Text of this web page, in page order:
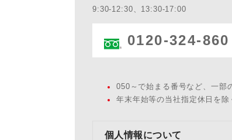
9:30-12:30、13:30-17:00
0120-324-860
050～で始まる番号など、一部
年末年始等の当社指定休日を除
個人情報について